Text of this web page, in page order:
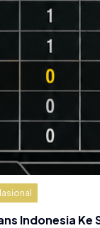
Indonesia Ke